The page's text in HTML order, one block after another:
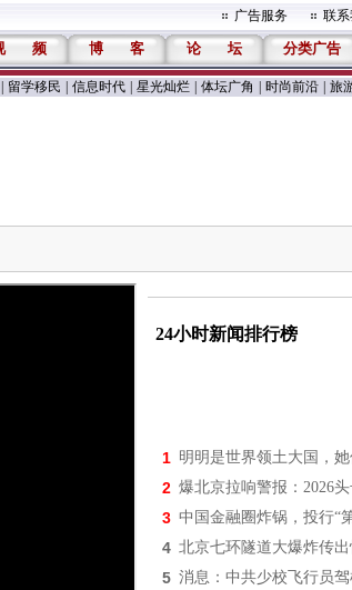
广告服务 联系
频 博 客 论 坛 分类广告
留学移民 信息时代 星光灿烂 体坛广角 时尚前沿 旅
24小时新闻排行榜
1 明明是世界领土大国，
2 爆北京拉响警报：2026
3 中国金融圈炸锅，投行“
4 北京七环隧道大爆炸传
5 消息：中共少校飞行员